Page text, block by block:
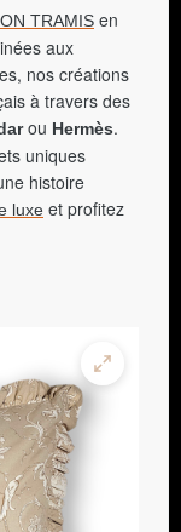
TRAMIS en
aux
nos créations
à travers des
ou Hermès.
uniques
histoire
luxe et profitez